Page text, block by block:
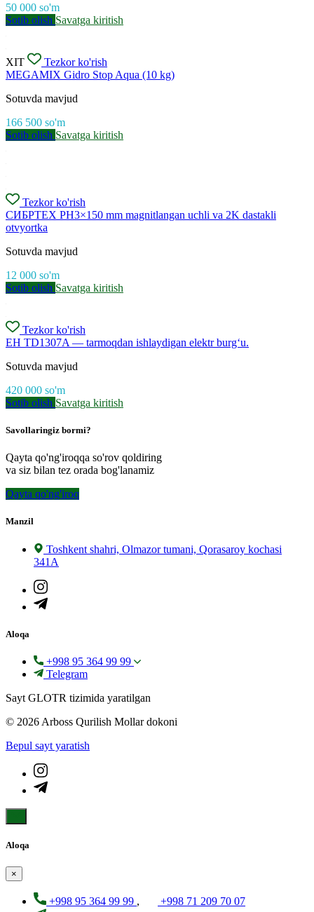
50 000 so'm
Sotib olish Savatga kiritish
XIT
Tezkor ko'rish
MEGAMIX Gidro Stop Aqua (10 kg)
Sotuvda mavjud
166 500 so'm
Sotib olish Savatga kiritish
Tezkor ko'rish
СИБРТЕХ PH3×150 mm magnitlangan uchli va 2K dastakli
otvyortka
Sotuvda mavjud
12 000 so'm
Sotib olish Savatga kiritish
Tezkor ko'rish
EH TD1307A — tarmoqdan ishlaydigan elektr burg‘u.
Sotuvda mavjud
420 000 so'm
Sotib olish Savatga kiritish
Savollaringiz bormi?
Qayta qo'ng'iroqqa so'rov qoldiring
va siz bilan tez orada bog'lanamiz
Qayta qo'ng'iroq
Manzil
Toshkent shahri, Olmazor tumani, Qorasaroy kochasi
341A
Aloqa
+998 95 364 99 99
Telegram
Sayt GLOTR tizimida yaratilgan
© 2026 Arboss Qurilish Mollar dokoni
Bepul sayt yaratish
Aloqa
×
+998 95 364 99 99 ,
+998 71 209 70 07